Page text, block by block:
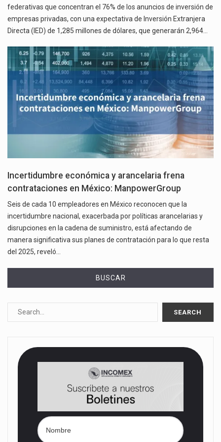
federativas que concentran el 76% de los anuncios de inversión de
empresas privadas, con una expectativa de Inversión Extranjera
Directa (IED) de 1,285 millones de dólares, que generarán 2,964…
Incertidumbre económica y arancelaria frena
contrataciones en México: ManpowerGroup
Seis de cada 10 empleadores en México reconocen que la
incertidumbre nacional, exacerbada por políticas arancelarias y
disrupciones en la cadena de suministro, está afectando de
manera significativa sus planes de contratación para lo que resta
del 2025, reveló…
BUSCAR